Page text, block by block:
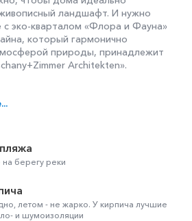
ландшафт. И нужно
с эко-кварталом «Флора и Фауна»
который гармонично
природы, принадлежит
Architekten».
берегу реки
летом - не жарко. У кирпича лучшие
и шумоизоляции